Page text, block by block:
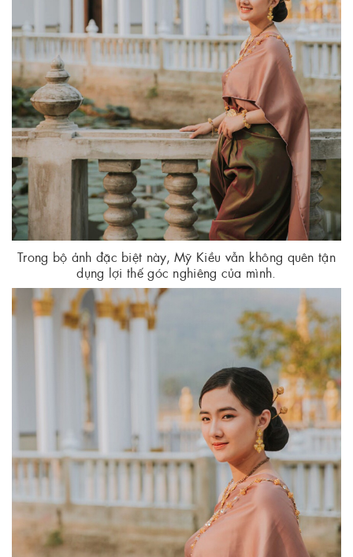
Trong bộ ảnh đặc biệt này, Mỹ Kiều vẫn không quên tận
dụng lợi thế góc nghiêng của mình.